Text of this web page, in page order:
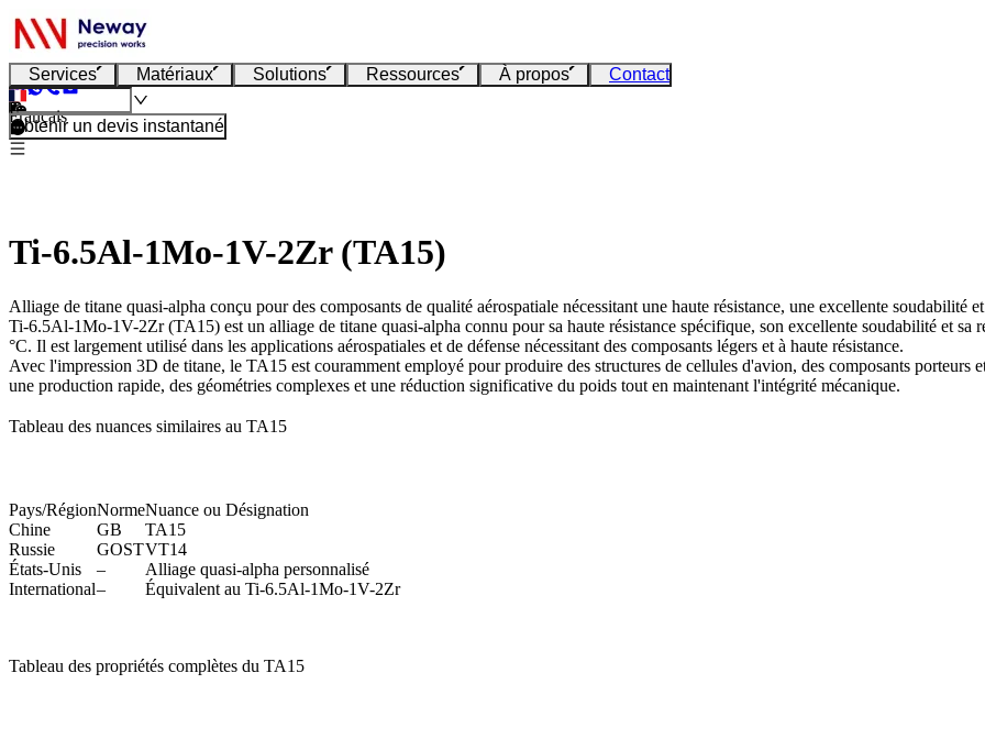
Services Matériaux Solutions Ressources À propos Contact
Français
Obtenir un devis instantané
Ti-6.5Al-1Mo-1V-2Zr (TA15)
Alliage de titane quasi-alpha conçu pour des composants de qualité aérospatiale nécessitant une haute résistance, une excellente soudabilité
Ti-6.5Al-1Mo-1V-2Zr (TA15) est un alliage de titane quasi-alpha connu pour sa haute résistance spécifique, son excellente soudabilité et sa
°C. Il est largement utilisé dans les applications aérospatiales et de défense nécessitant des composants légers et à haute résistance.
Avec l'impression 3D de titane, le TA15 est couramment employé pour produire des structures de cellules d'avion, des composants
une production rapide, des géométries complexes et une réduction significative du poids tout en maintenant l'intégrité mécanique.
Tableau des nuances similaires au TA15
Pays/RégionNormeNuance ou Désignation
Chine
GB
TA15
Russie
GOSTVT14
États-Unis
–
Alliage quasi-alpha personnalisé
International– Équivalent au Ti-6.5Al-1Mo-1V-2Zr
Tableau des propriétés complètes du TA15